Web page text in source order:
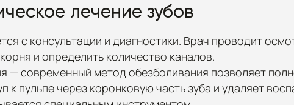
лечение зубов
с консультации и диагностики. Врач проводит
и определить количество каналов.
— современный метод обезболивания позволяет
к пульпе через коронковую часть зуба и удаляет